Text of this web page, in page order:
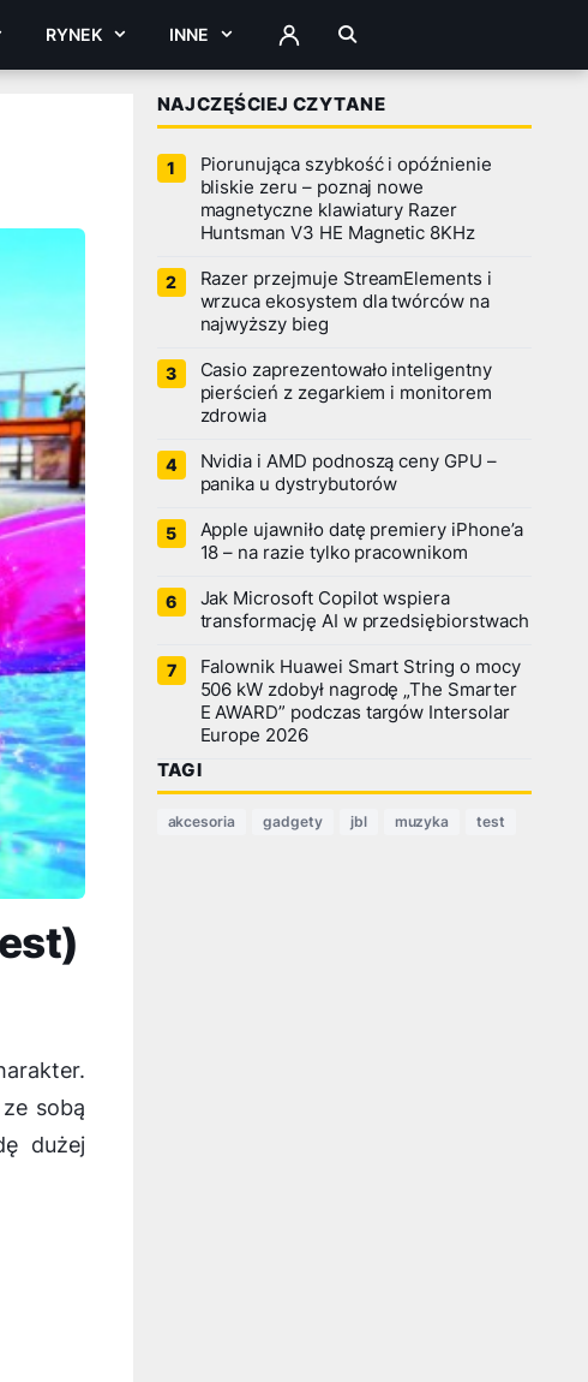
RYNEK INNE ZALOGUJ
sobą
dużej
NAJCZĘŚCIEJ CZYTANE
Piorunująca szybkość i opóźnienie
bliskie zeru – poznaj nowe
magnetyczne klawiatury Razer
Huntsman V3 HE Magnetic 8KHz
Razer przejmuje StreamElements i
wrzuca ekosystem dla twórców na
najwyższy bieg
Casio zaprezentowało inteligentny
pierścień z zegarkiem i monitorem
zdrowia
Nvidia i AMD podnoszą ceny GPU –
panika u dystrybutorów
Apple ujawniło datę premiery iPhone’a
18 – na razie tylko pracownikom
Jak Microsoft Copilot wspiera
transformację AI w przedsiębiorstwach
Falownik Huawei Smart String o mocy
506 kW zdobył nagrodę „The Smarter
E AWARD” podczas targów Intersolar
Europe 2026
TAGI
akcesoria gadgety jbl muzyka test